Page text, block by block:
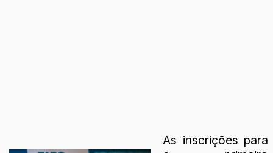
As inscrições para